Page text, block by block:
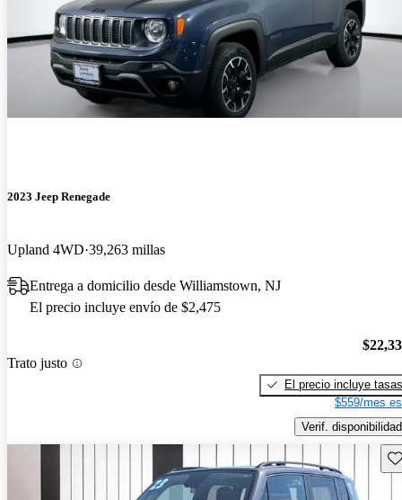
2023 Jeep Renegade
Upland 4WD 39,263 millas
Entrega a domicilio desde Williamstown, NJ
El precio incluye envío de $2,475
Trato justo
El precio incluye tasas
$559/mes
Verif. disponibilidad